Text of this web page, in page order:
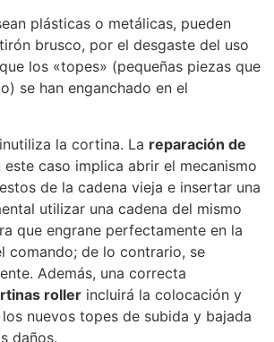
plásticas o metálicas, pueden
brusco, por el desgaste del uso
los «topes» (pequeñas piezas que
se han enganchado en el
la cortina. La reparación de
este caso implica abrir el mecanismo
de la cadena vieja e insertar una
utilizar una cadena del mismo
que engrane perfectamente en la
comando; de lo contrario, se
Además, una correcta
roller incluirá la colocación y
nuevos topes de subida y bajada
daños.